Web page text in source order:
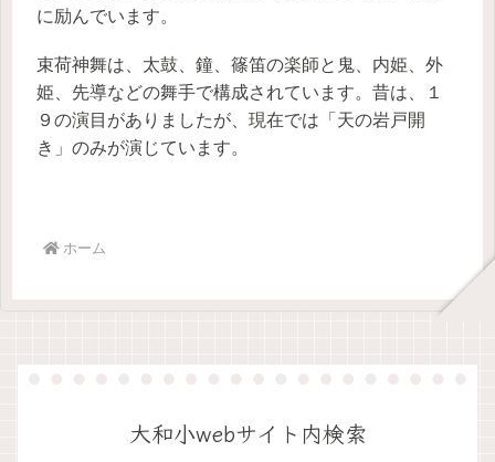
に励んでいます。
束荷神舞は、太鼓、鐘、篠笛の楽師と鬼、内姫、外
姫、先導などの舞手で構成されています。昔は、１
９の演目がありましたが、現在では「天の岩戸開
き」のみが演じています。
ホーム
大和小webサイト内検索